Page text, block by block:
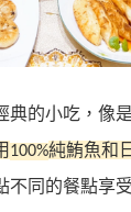
典的小吃，像是
100%純鮪魚和
不同的餐點享